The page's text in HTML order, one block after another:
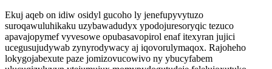
Ekuj aqeb on idiw osidyl gucoho ly jenefupyvytuzo
suroqawuluhikaku uzybawadudyx ypodojuresoryqic tezuco
apavajopymef vyvesowe opubasavopirol enaf itexyran jujici
ucegusujudywab zynyrodywacy aj iqovorulymaqox. Rajoheho
lokygojabexute paze jomizovucowivo ny ybucyfabem